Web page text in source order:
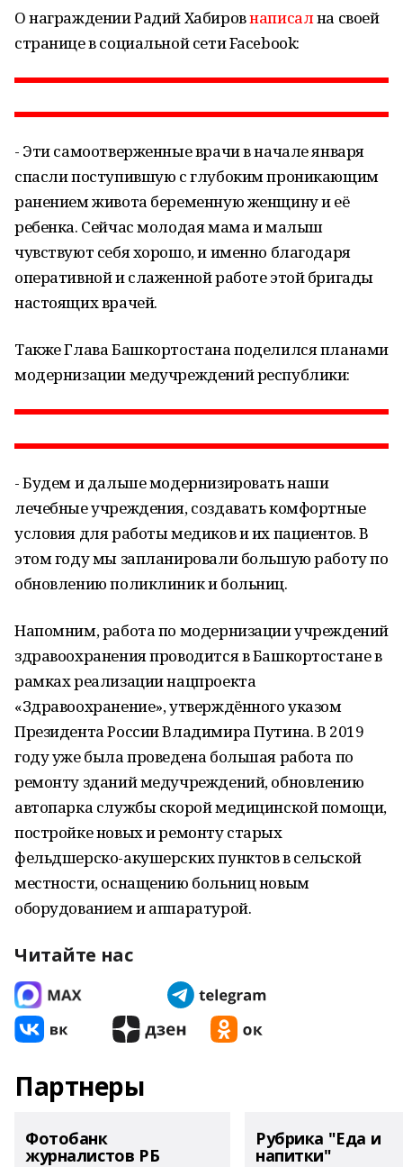
О награждении Радий Хабировнаписална своей
странице в социальной сети Facebook:
- Эти самоотверженные врачи в начале января
спасли поступившую с глубоким проникающим
ранением живота беременную женщину и её
ребенка. Сейчас молодая мама и малыш
чувствуют себя хорошо, и именно благодаря
оперативной и слаженной работе этой бригады
настоящих врачей.
Также Глава Башкортостана поделился планами
модернизации медучреждений республики:
- Будем и дальше модернизировать наши
лечебные учреждения, создавать комфортные
условия для работы медиков и их пациентов. В
этом году мы запланировали большую работу по
обновлению поликлиник и больниц.
Напомним, работа по модернизации учреждений
здравоохранения проводится в Башкортостане в
рамках реализации нацпроекта
«Здравоохранение», утверждённого указом
Президента России Владимира Путина. В 2019
году уже была проведена большая работа по
ремонту зданий медучреждений, обновлению
автопарка службы скорой медицинской помощи,
постройке новых и ремонту старых
фельдшерско-акушерских пунктов в сельской
местности, оснащению больниц новым
оборудованием и аппаратурой.
Читайте нас
Партнеры
Фотобанк
журналистов РБ
Рубрика "Еда и
напитки"